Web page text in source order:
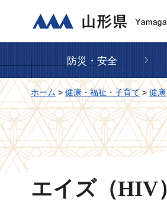
山形県
防災・安全
ホーム>健康・福祉・子育て > 健康
エイズ（HIV